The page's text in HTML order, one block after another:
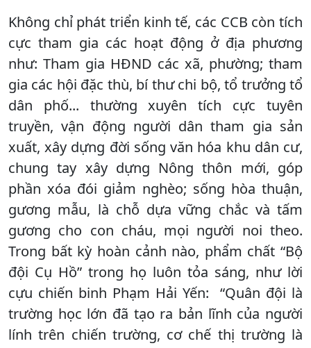
Không chỉ phát triển kinh tế, các CCB còn tích
cực tham gia các hoạt động ở địa phương
như: Tham gia HĐND các xã, phường; tham
gia các hội đặc thù, bí thư chi bộ, tổ trưởng tổ
dân phố... thường xuyên tích cực tuyên
truyền, vận động người dân tham gia sản
xuất, xây dựng đời sống văn hóa khu dân cư,
chung tay xây dựng Nông thôn mới, góp
phần xóa đói giảm nghèo; sống hòa thuận,
gương mẫu, là chỗ dựa vững chắc và tấm
gương cho con cháu, mọi người noi theo.
Trong bất kỳ hoàn cảnh nào, phẩm chất “Bộ
đội Cụ Hồ” trong họ luôn tỏa sáng, như lời
cựu chiến binh Phạm Hải Yến: “Quân đội là
trường học lớn đã tạo ra bản lĩnh của người
lính trên chiến trường, cơ chế thị trường là